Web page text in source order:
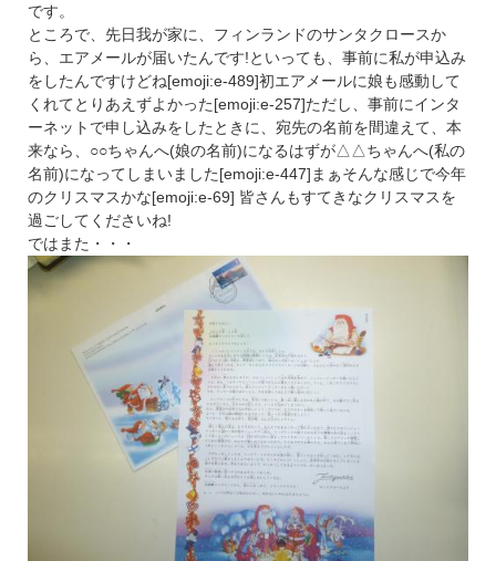
です。
ところで、先日我が家に、フィンランドのサンタクロースか
ら、エアメールが届いたんです!といっても、事前に私が申込み
をしたんですけどね[emoji:e-489]初エアメールに娘も感動して
くれてとりあえずよかった[emoji:e-257]ただし、事前にインタ
ーネットで申し込みをしたときに、宛先の名前を間違えて、本
来なら、○○ちゃんへ(娘の名前)になるはずが△△ちゃんへ(私の
名前)になってしまいました[emoji:e-447]まぁそんな感じで今年
のクリスマスかな[emoji:e-69] 皆さんもすてきなクリスマスを
過ごしてくださいね!
ではまた・・・